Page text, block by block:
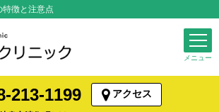
徴と注意点
213-1199 アクセス